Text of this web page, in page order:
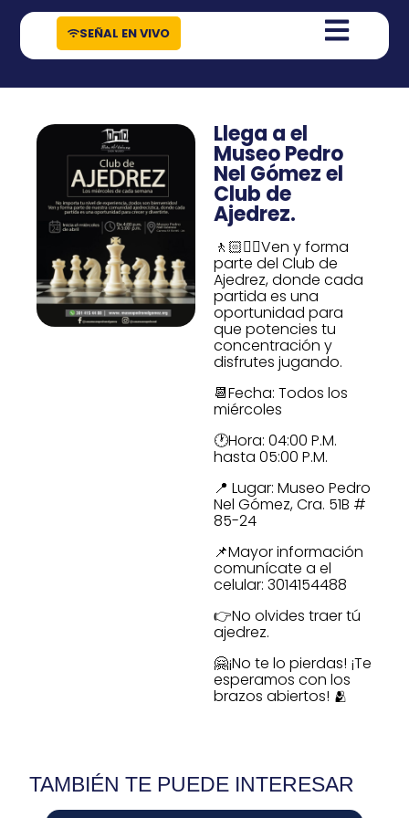
contenido
SEÑAL EN VIVO
Llega a el
Museo Pedro
Nel Gómez el
Club de
Ajedrez.
🚶🏻🚶‍♀️Ven y forma
parte del Club de
Ajedrez, donde cada
partida es una
oportunidad para
que potencies tu
concentración y
disfrutes jugando.
📆Fecha: Todos los
miércoles
🕐Hora: 04:00 P.M.
hasta 05:00 P.M.
📍 Lugar: Museo Pedro
Nel Gómez, Cra. 51B #
85-24
📌Mayor información
comunícate a el
celular: 3014154488
👉No olvides traer tú
ajedrez.
🤗¡No te lo pierdas! ¡Te
esperamos con los
brazos abiertos! 🫂
TAMBIÉN TE PUEDE INTERESAR